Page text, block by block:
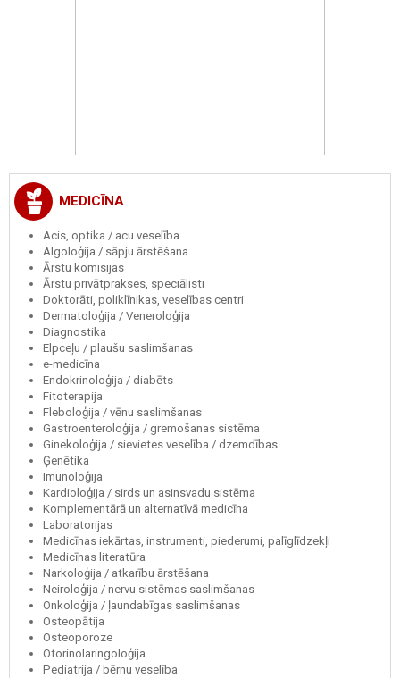
MEDICĪNA
Acis, optika / acu veselība
Algoloģija / sāpju ārstēšana
Ārstu komisijas
Ārstu privātprakses, speciālisti
Doktorāti, poliklīnikas, veselības centri
Dermatoloģija / Veneroloģija
Diagnostika
Elpceļu / plaušu saslimšanas
e-medicīna
Endokrinoloģija / diabēts
Fitoterapija
Fleboloģija / vēnu saslimšanas
Gastroenteroloģija / gremošanas sistēma
Ginekoloģija / sievietes veselība / dzemdības
Ģenētika
Imunoloģija
Kardioloģija / sirds un asinsvadu sistēma
Komplementārā un alternatīvā medicīna
Laboratorijas
Medicīnas iekārtas, instrumenti, piederumi, palīglīdzekļi
Medicīnas literatūra
Narkoloģija / atkarību ārstēšana
Neiroloģija / nervu sistēmas saslimšanas
Onkoloģija / ļaundabīgas saslimšanas
Osteopātija
Osteoporoze
Otorinolaringoloģija
Pediatrija / bērnu veselība